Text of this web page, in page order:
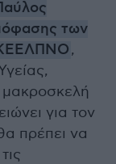
των
ΚΕΕΛΠΝΟ,
για τον
πρέπει να